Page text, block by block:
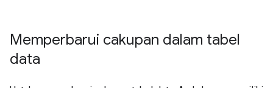
Memperbarui cakupan dalam tabel
data